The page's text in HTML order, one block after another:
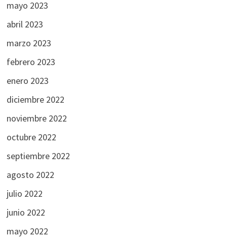
mayo 2023
abril 2023
marzo 2023
febrero 2023
enero 2023
diciembre 2022
noviembre 2022
octubre 2022
septiembre 2022
agosto 2022
julio 2022
junio 2022
mayo 2022